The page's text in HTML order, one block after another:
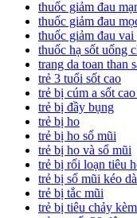
thuốc giảm đau
thuốc giảm đau
thuốc giảm đau vai
thuốc hạ sốt uống
trang da toan than
trẻ 3 tuổi sốt cao
trẻ bị cúm a sốt
trẻ bị đầy bụng
trẻ bị ho
trẻ bị ho sổ mũi
trẻ bị ho và sổ mũi
trẻ bị rối loạn tiêu
trẻ bị sổ mũi kéo
trẻ bị tắc mũi
trẻ bị tiêu chảy